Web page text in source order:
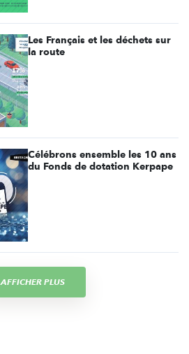
Les Français et les déchets sur
la route
Célébrons ensemble les 10 ans
du Fonds de dotation Kerpape
AFFICHER PLUS